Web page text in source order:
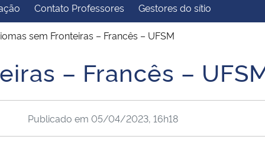
Ministério do
Desenvolvimento Regional
Controladoria-Geral da
União
Advocacia-Geral da União Banco Central do Brasil
Contato Professores Gestores do sítio
sem Fronteiras – Francês – UFSM
– Francês –
Publicado em 05/04/2023, 16h18